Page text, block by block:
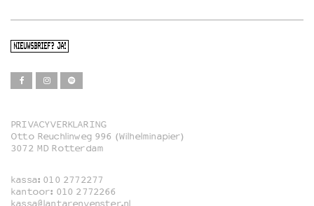
NIEUWSBRIEF? JA!
Film
Familie
PRIVACYVERKLARING
Otto Reuchlinweg 996 (Wilhelminapier)
3072 MD Rotterdam
kassa: 010 2772277
kantoor: 010 2772266